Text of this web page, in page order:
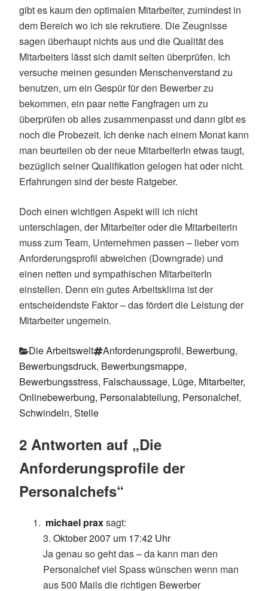
gibt es kaum den optimalen Mitarbeiter, zumindest in
dem Bereich wo ich sie rekrutiere. Die Zeugnisse
sagen überhaupt nichts aus und die Qualität des
Mitarbeiters lässt sich damit selten überprüfen. Ich
versuche meinen gesunden Menschenverstand zu
benutzen, um ein Gespür für den Bewerber zu
bekommen, ein paar nette Fangfragen um zu
überprüfen ob alles zusammenpasst und dann gibt es
noch die Probezeit. Ich denke nach einem Monat kann
man beurteilen ob der neue MitarbeiterIn etwas taugt,
bezüglich seiner Qualifikation gelogen hat oder nicht.
Erfahrungen sind der beste Ratgeber.
Doch einen wichtigen Aspekt will ich nicht
unterschlagen, der Mitarbeiter oder die Mitarbeiterin
muss zum Team, Unternehmen passen – lieber vom
Anforderungsprofil abweichen (Downgrade) und
einen netten und sympathischen MitarbeiterIn
einstellen. Denn ein gutes Arbeitsklima ist der
entscheidendste Faktor – das fördert die Leistung der
Mitarbeiter ungemein.
Kategorien
Die Arbeitswelt Schlagwörter
Anforderungsprofil, Bewerbung,
Bewerbungsdruck, Bewerbungsmappe,
Bewerbungsstress, Falschaussage, Lüge, Mitarbeiter,
Onlinebewerbung, Personalabteilung, Personalchef,
Schwindeln, Stelle
2 Antworten auf „Die
Anforderungsprofile der
Personalchefs“
michael praxsagt:
3. Oktober 2007 um 17:42 Uhr
Ja genau so geht das – da kann man den
Personalchef viel Spass wünschen wenn man
aus 500 Mails die richtigen Bewerber